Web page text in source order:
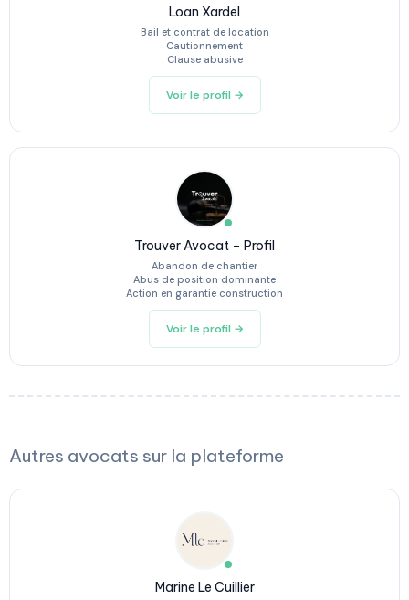
Loan Xardel
Bail et contrat de location
Cautionnement
Clause abusive
Voir le profil →
Trouver Avocat – Profil
Abandon de chantier
Abus de position dominante
Action en garantie construction
Voir le profil →
Autres avocats sur la plateforme
Marine Le Cuillier